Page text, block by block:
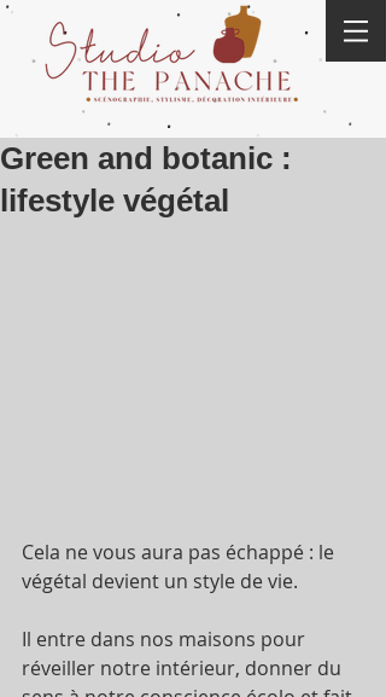
Green and botanic :
lifestyle végétal
Cela ne vous aura pas échappé : le
végétal devient un style de vie.
Il entre dans nos maisons pour
réveiller notre intérieur, donner du